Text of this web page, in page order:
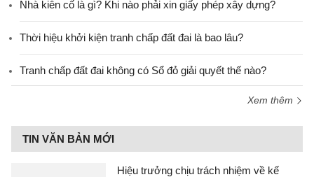
Nhà kiên cố là gì? Khi nào phải xin giấy phép xây dựng?
Thời hiệu khởi kiện tranh chấp đất đai là bao lâu?
Tranh chấp đất đai không có Sổ đỏ giải quyết thế nào?
Xem thêm
TIN VĂN BẢN MỚI
Hiệu trưởng chịu trách nhiệm về kế